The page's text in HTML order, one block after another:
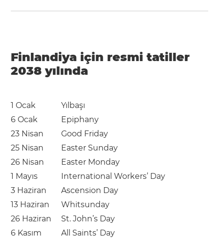
Finlandiya için resmi tatiller
2038 yılında
1 Ocak
Yılbaşı
6 Ocak
Epiphany
23 Nisan
Good Friday
25 Nisan
Easter Sunday
26 Nisan
Easter Monday
1 Mayıs
International Workers’ Day
3 Haziran
Ascension Day
13 Haziran
Whitsunday
26 Haziran
St. John’s Day
6 Kasım
All Saints’ Day